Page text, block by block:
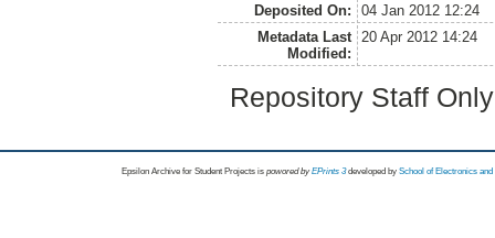
Deposited On:
04 Jan 2012 12:24
Metadata Last
Modified:
20 Apr 2012 14:24
Repository Staff
Epsilon Archive for Student Projects is powored byEPrints 3 developed by School of Electronics